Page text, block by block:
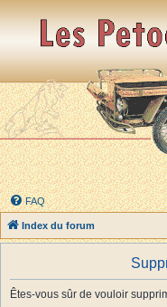
FAQ
Index du forum
Êtes-vous sûr de vouloir